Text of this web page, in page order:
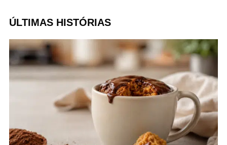
ÚLTIMAS HISTÓRIAS